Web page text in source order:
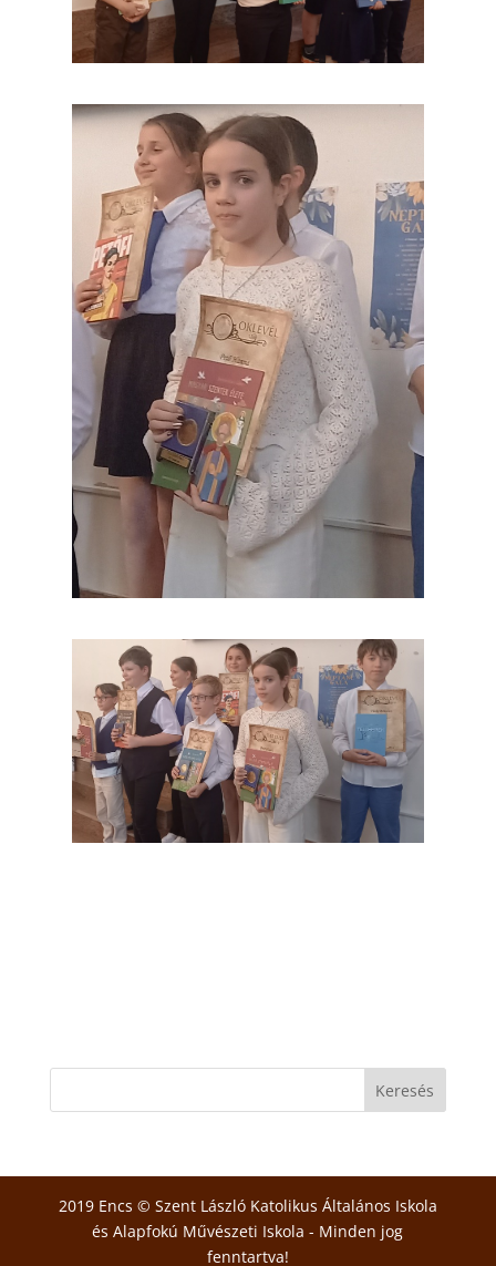
2019 Encs © Szent László Katolikus Általános Iskola
és Alapfokú Művészeti Iskola - Minden jog
fenntartva!